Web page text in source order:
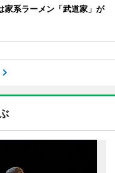
家系ラーメン「武道家」が